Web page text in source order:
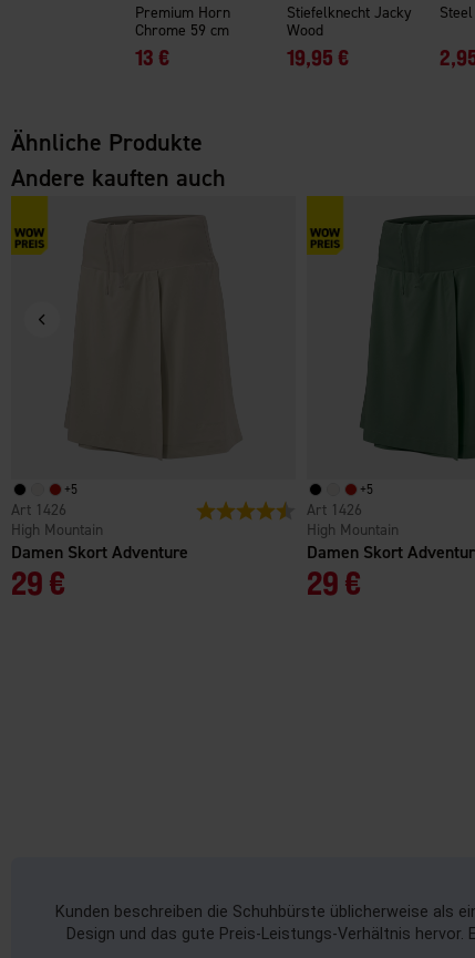
Premium Horn
Chrome 59 cm
13 €
Stiefelknecht Jacky
Wood
19,95 €
Ähnliche Produkte
Andere kauften auch
+5
Damen Skort Adventure
High Mountain
1426
29 €
Bewertung: 4.7 von 5 Sternen
+5
Damen Skort
High Mountain
1426
29 €
Kunden beschreiben die Schuhbürste üblicherweise als
Design und das gute Preis-Leistungs-Verhältnis